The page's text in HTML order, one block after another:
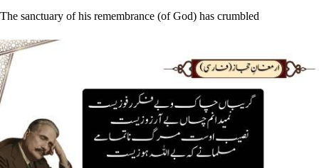
The sanctuary of his remembrance (of God) has crumbled